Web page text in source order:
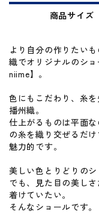
商品サイズ
より自分の作りたい
織でオリジナルのシ
niime】。
色にもこだわり、糸
播州織。
仕上がるものは平面
の糸を織り交ぜるだ
魅力的です。
美しい色とりどりのシ
でも、見た目の美し
着けていたい。
そんなショールです。